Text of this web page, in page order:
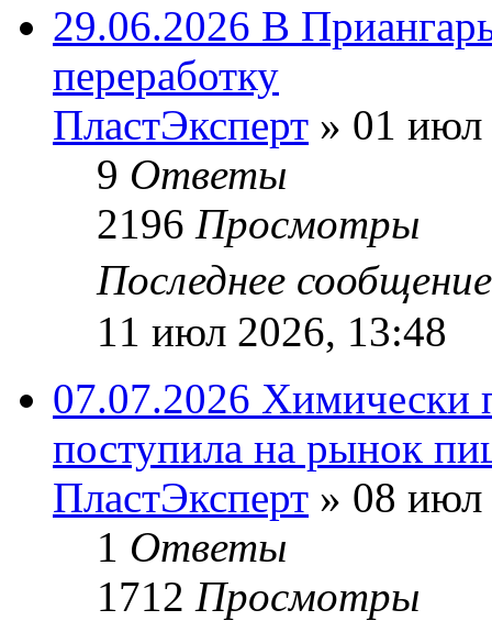
29.06.2026 В
переработку
ПластЭксперт » 01 июл
9 Ответы
2196 Просмотры
Последнее
11 июл 2026, 13:48
07.07.2026 Химически
поступила на рынок
ПластЭксперт » 08 июл
1 Ответы
1712 Просмотры